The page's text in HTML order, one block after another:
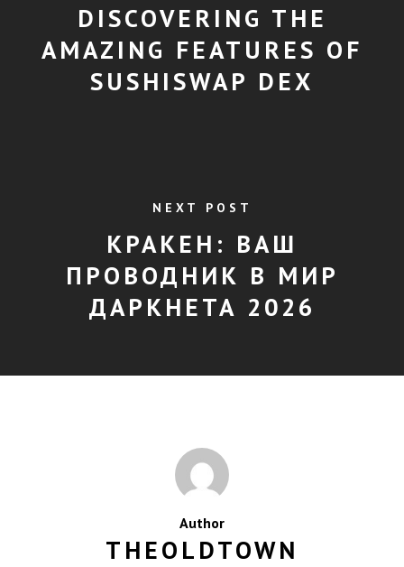
DISCOVERING THE
AMAZING FEATURES OF
SUSHISWAP DEX
NEXT POST
КРАКЕН: ВАШ
ПРОВОДНИК В МИР
ДАРКНЕТА 2026
Author
THEOLDTOWN